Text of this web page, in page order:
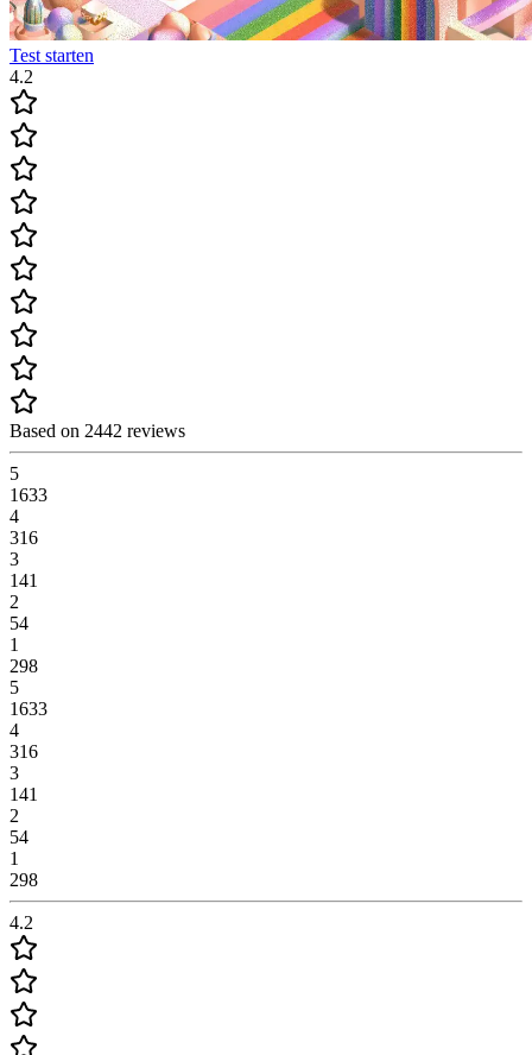
Test starten
4.2
Based on 2442 reviews
5
1633
4
316
3
141
2
54
1
298
5
1633
4
316
3
141
2
54
1
298
4.2